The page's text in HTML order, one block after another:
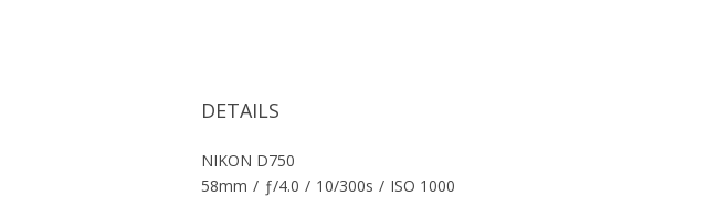
DETAILS
NIKON D750
58mm / ƒ/4.0 / 10/300s / ISO 1000